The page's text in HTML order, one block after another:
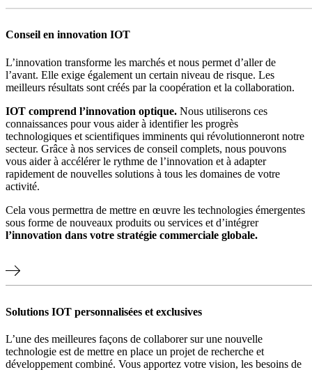
Conseil en innovation IOT
L’innovation transforme les marchés et nous permet d’aller de
l’avant. Elle exige également un certain niveau de risque. Les
meilleurs résultats sont créés par la coopération et la collaboration.
IOT comprend l’innovation optique. Nous utiliserons ces
connaissances pour vous aider à identifier les progrès
technologiques et scientifiques imminents qui révolutionneront notre
secteur. Grâce à nos services de conseil complets, nous pouvons
vous aider à accélérer le rythme de l’innovation et à adapter
rapidement de nouvelles solutions à tous les domaines de votre
activité.
Cela vous permettra de mettre en œuvre les technologies émergentes
sous forme de nouveaux produits ou services et d’intégrer
l’innovation dans votre stratégie commerciale globale.
Solutions IOT personnalisées et exclusives
L’une des meilleures façons de collaborer sur une nouvelle
technologie est de mettre en place un projet de recherche et
développement combiné. Vous apportez votre vision, les besoins de